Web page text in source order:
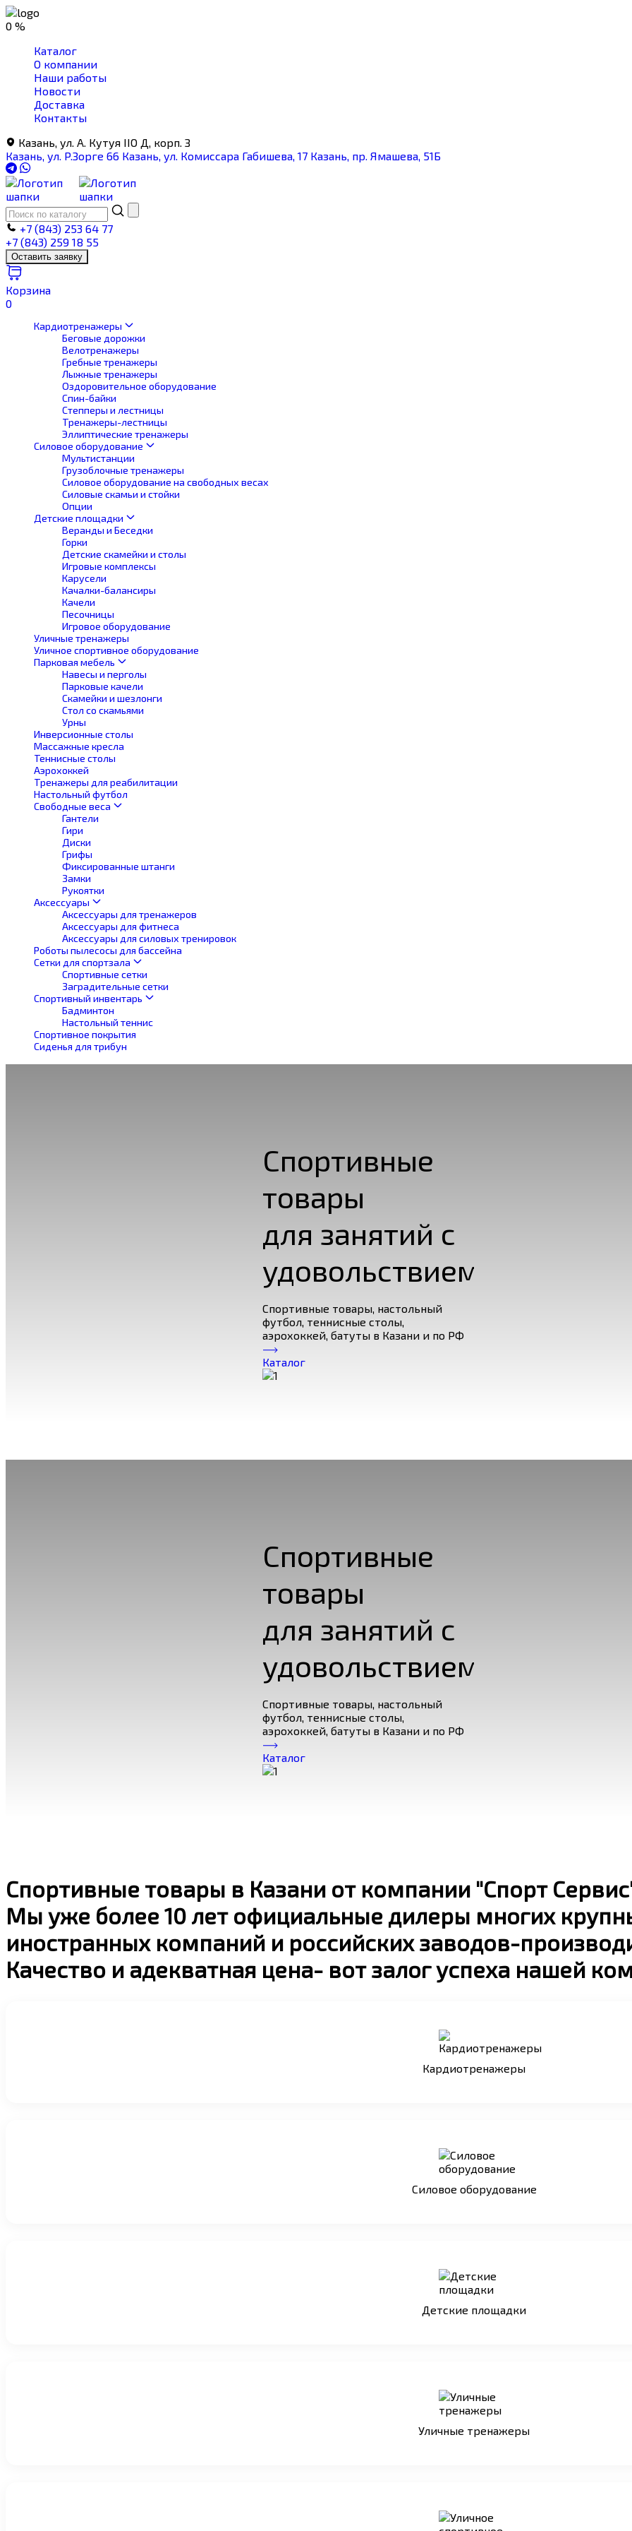
0 %
Каталог
О компании
Наши работы
Новости
Доставка
Контакты
Казань, ул. А. Кутуя IIO Д, корп. З
Казань, ул. Р.Зорге 66 Казань, ул. Комиссара Габишева, 17 Казань, пр. Ямашева, 51Б
+7 (843) 253 64 77
+7 (843) 259 18 55
Оставить заявку
Корзина
0
Кардиотренажеры
Беговые дорожки
Велотренажеры
Гребные тренажеры
Лыжные тренажеры
Оздоровительное оборудование
Спин-байки
Степперы и лестницы
Тренажеры-лестницы
Эллиптические тренажеры
Силовое оборудование
Мультистанции
Грузоблочные тренажеры
Силовое оборудование на свободных весах
Силовые скамьи и стойки
Опции
Детские площадки
Веранды и Беседки
Горки
Детские скамейки и столы
Игровые комплексы
Карусели
Качалки-балансиры
Качели
Песочницы
Игровое оборудование
Уличные тренажеры
Уличное спортивное оборудование
Парковая мебель
Навесы и перголы
Парковые качели
Скамейки и шезлонги
Стол со скамьями
Урны
Инверсионные столы
Массажные кресла
Теннисные столы
Аэрохоккей
Тренажеры для реабилитации
Настольный футбол
Свободные веса
Гантели
Гири
Диски
Грифы
Фиксированные штанги
Замки
Рукоятки
Аксессуары
Аксессуары для тренажеров
Аксессуары для фитнеса
Аксессуары для силовых тренировок
Роботы пылесосы для бассейна
Сетки для спортзала
Спортивные сетки
Заградительные сетки
Спортивный инвентарь
Бадминтон
Настольный теннис
Спортивное покрытия
Сиденья для трибун
Спортивные
товары
для занятий с
удовольствием
Спортивные товары, настольный
футбол, теннисные столы,
аэрохоккей, батуты в Казани и по РФ
Каталог
Спортивные
товары
для занятий с
удовольствием
Спортивные товары, настольный
футбол, теннисные столы,
аэрохоккей, батуты в Казани и по РФ
Каталог
Спортивные товары в Казани от компании "Спорт
Мы уже более 10 лет официальные дилеры многих
иностранных компаний и российских заводов-
Качество и адекватная цена- вот залог успеха нашей
Кардиотренажеры
Силовое оборудование
Детские площадки
Уличные тренажеры